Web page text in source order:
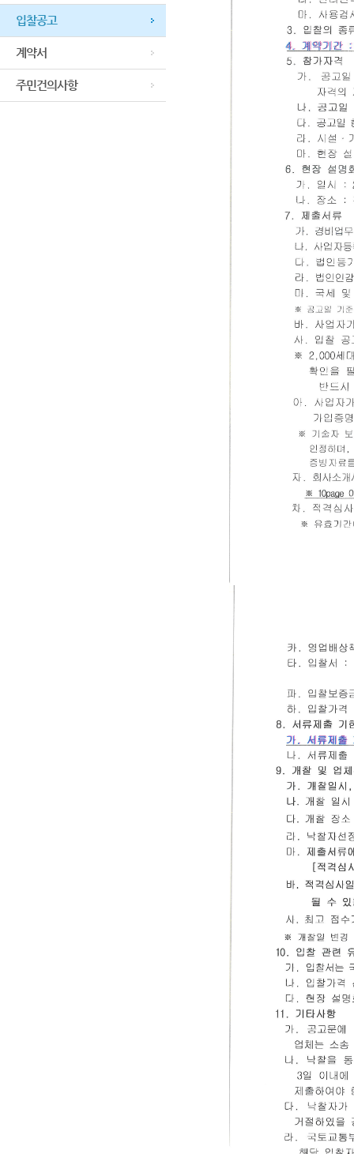
입찰공고
계약서
주민건의사항